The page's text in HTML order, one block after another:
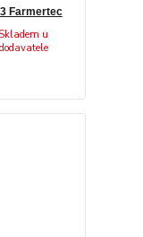
Farmertec
Skladem u
dodavatele